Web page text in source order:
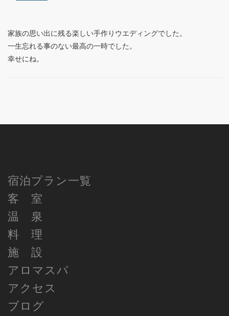
家族の思い出に残る楽しい手作りウエディングでした。
一生忘れる事のない最高の一時でした。
幸せにね。
宿泊プラン一覧
客 室
温 泉
料 理
施 設
アロマスパ
アクセス
ブログ